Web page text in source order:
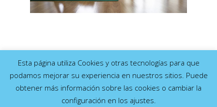
PRIVACIDAD-POLÍTICA DE DE COOKIES
Esta página utiliza Cookies y otras tecnologías para que
podamos mejorar su experiencia en nuestros sitios. Puede
obtener más información sobre las cookies o cambiar la
configuración en los ajustes.